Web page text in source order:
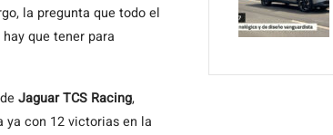
la pregunta que todo el
que tener para
Jaguar TCS Racing,
ya con 12 victorias en la